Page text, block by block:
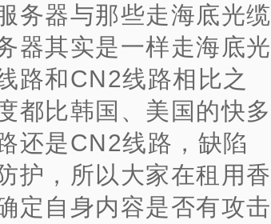
务器与那些走海底光缆
器其实是一样走海底光
路和CN2线路相比之
都比韩国、美国的快多
还是CN2线路，缺陷
护，所以大家在租用香
定自身内容是否有攻击